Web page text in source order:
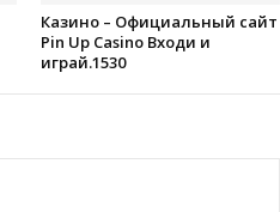
Казино – Официальный сайт
Pin Up Casino Входи и
играй.1530